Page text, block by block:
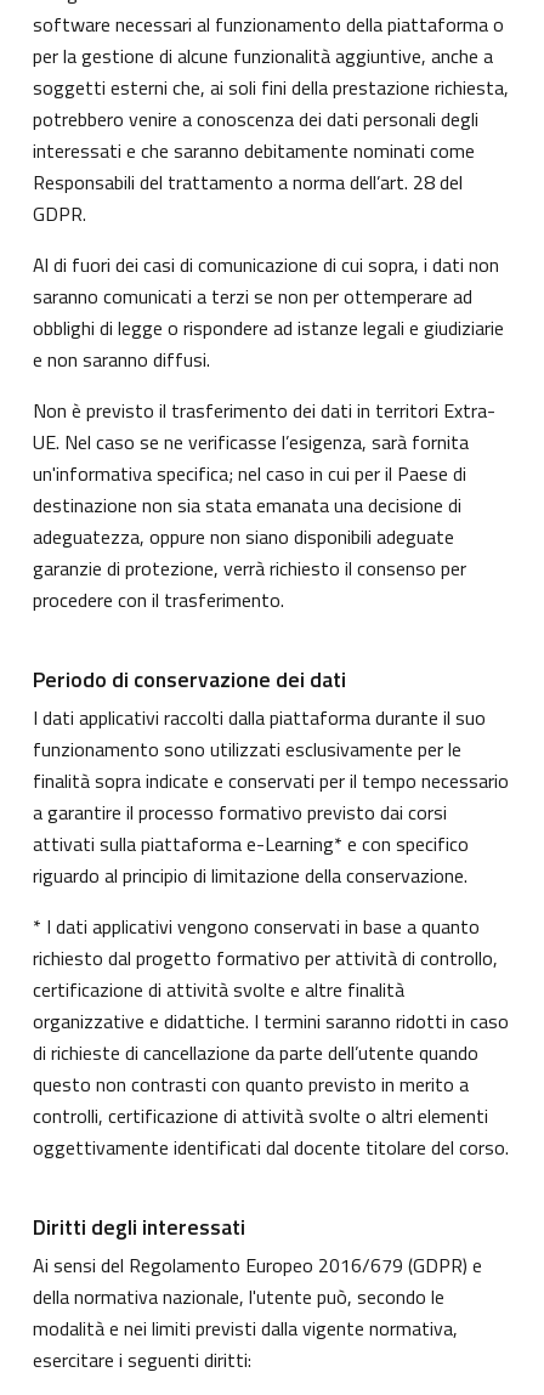
software necessari al funzionamento della piattaforma o
per la gestione di alcune funzionalità aggiuntive, anche a
soggetti esterni che, ai soli fini della prestazione richiesta,
potrebbero venire a conoscenza dei dati personali degli
interessati e che saranno debitamente nominati come
Responsabili del trattamento a norma dell’art. 28 del
GDPR.
Al di fuori dei casi di comunicazione di cui sopra, i dati non
saranno comunicati a terzi se non per ottemperare ad
obblighi di legge o rispondere ad istanze legali e giudiziarie
e non saranno diffusi.
Non è previsto il trasferimento dei dati in territori Extra-
UE. Nel caso se ne verificasse l’esigenza, sarà fornita
un'informativa specifica; nel caso in cui per il Paese di
destinazione non sia stata emanata una decisione di
adeguatezza, oppure non siano disponibili adeguate
garanzie di protezione, verrà richiesto il consenso per
procedere con il trasferimento.
Periodo di conservazione dei dati
I dati applicativi raccolti dalla piattaforma durante il suo
funzionamento sono utilizzati esclusivamente per le
finalità sopra indicate e conservati per il tempo necessario
a garantire il processo formativo previsto dai corsi
attivati sulla piattaforma e-Learning* e con specifico
riguardo al principio di limitazione della conservazione.
* I dati applicativi vengono conservati in base a quanto
richiesto dal progetto formativo per attività di controllo,
certificazione di attività svolte e altre finalità
organizzative e didattiche. I termini saranno ridotti in caso
di richieste di cancellazione da parte dell’utente quando
questo non contrasti con quanto previsto in merito a
controlli, certificazione di attività svolte o altri elementi
oggettivamente identificati dal docente titolare del corso.
Diritti degli interessati
Ai sensi del Regolamento Europeo 2016/679 (GDPR) e
della normativa nazionale, l'utente può, secondo le
modalità e nei limiti previsti dalla vigente normativa,
esercitare i seguenti diritti: